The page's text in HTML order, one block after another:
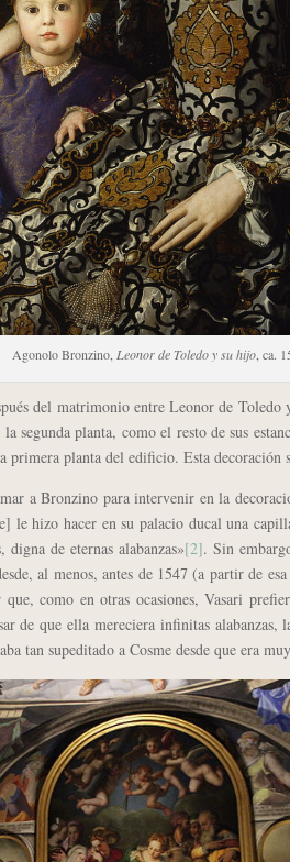
Agonolo Bronzino, Leonor de Toledo y su hijo, ca.
del matrimonio entre Leonor de Toledo
segunda planta, como el resto de sus
primera planta del edificio. Esta decoración
a Bronzino para intervenir en la
le hizo hacer en su palacio ducal una
de eternas alabanzas»[2]. Sin
al menos, antes de 1547 (a partir de
que, como en otras ocasiones, Vasari
de que ella mereciera infinitas
tan supeditado a Cosme desde que era